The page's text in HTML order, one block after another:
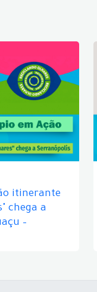
itinerante
chega a
–